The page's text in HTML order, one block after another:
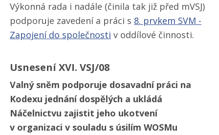
Výkonná rada i nadále (činila tak již před mVSJ)
podporuje zavedení a práci s 8. prvkem SVM -
Zapojení do společnosti v oddílové činnosti.
Usnesení XVI. VSJ/​08
Valný sněm podporuje dosavadní práci na
Kodexu jednání dospělých a ukládá
Náčelnictvu zajistit jeho ukotvení
v organizaci v souladu s úsilím WOSMu